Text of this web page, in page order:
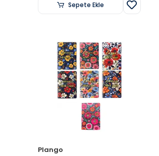
Sepete Ekle
Plango